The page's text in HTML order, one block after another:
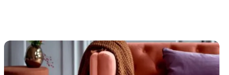
Einkaufszentren